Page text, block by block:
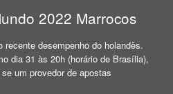
2022 Marrocos
desempenho do holandês.
dia 31 às 20h (horário de Brasília),
um provedor de apostas